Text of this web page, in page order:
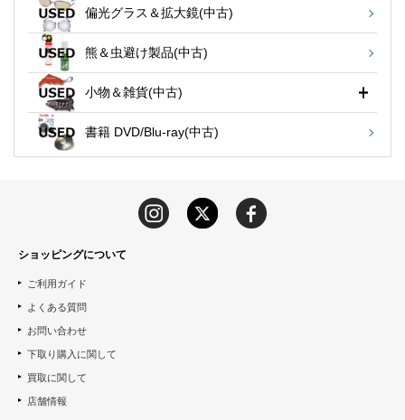
偏光グラス＆拡大鏡(中古)
熊＆虫避け製品(中古)
小物＆雑貨(中古)
書籍 DVD/Blu-ray(中古)
ショッピングについて
ご利用ガイド
よくある質問
お問い合わせ
下取り購入に関して
買取に関して
店舗情報